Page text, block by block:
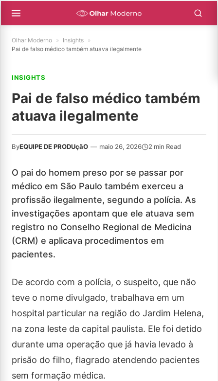
Olhar Moderno » Insights »
Pai de falso médico também atuava ilegalmente
INSIGHTS
Pai de falso médico também
atuava ilegalmente
ByEQUIPE DE PRODUçãO — maio 26, 2026 2 min Read
O pai do homem preso por se passar por
médico em São Paulo também exerceu a
profissão ilegalmente, segundo a polícia. As
investigações apontam que ele atuava sem
registro no Conselho Regional de Medicina
(CRM) e aplicava procedimentos em
pacientes.
De acordo com a polícia, o suspeito, que não
teve o nome divulgado, trabalhava em um
hospital particular na região do Jardim Helena,
na zona leste da capital paulista. Ele foi detido
durante uma operação que já havia levado à
prisão do filho, flagrado atendendo pacientes
sem formação médica.